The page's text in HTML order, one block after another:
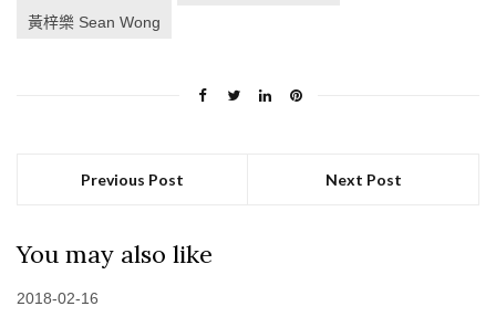
黃梓樂 Sean Wong
Previous Post Next Post
You may also like
2018-02-16